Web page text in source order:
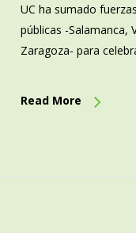
UC ha sumado
públicas -Salamanca,
Zaragoza- para
Read More